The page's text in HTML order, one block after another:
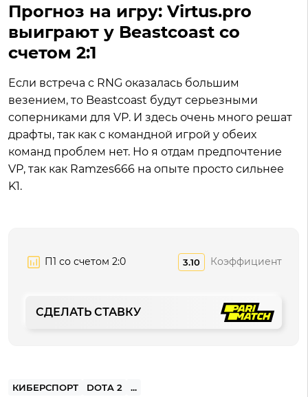
Прогноз на игру: Virtus.pro
выиграют у Beastcoast со
счетом 2:1
Если встреча с RNG оказалась большим
везением, то Beastcoast будут серьезными
соперниками для VP. И здесь очень много решат
драфты, так как с командной игрой у обеих
команд проблем нет. Но я отдам предпочтение
VP, так как Ramzes666 на опыте просто сильнее
K1.
П1 со счетом 2:0 3.10 Коэффициент
СДЕЛАТЬ СТАВКУ
КИБЕРСПОРТ DOTA 2 ...